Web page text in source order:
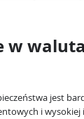
w
jest
i wysokiej